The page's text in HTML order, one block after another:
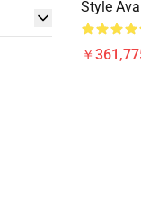
Style
￥